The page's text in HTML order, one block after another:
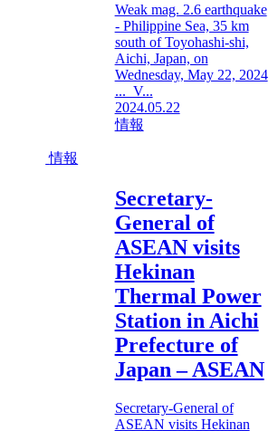
Weak mag. 2.6 earthquake
- Philippine Sea, 35 km
south of Toyohashi-shi,
Aichi, Japan, on
Wednesday, May 22, 2024
... V...
2024.05.22
情報
情報
Secretary-
General of
ASEAN visits
Hekinan
Thermal Power
Station in Aichi
Prefecture of
Japan – ASEAN
Secretary-General of
ASEAN visits Hekinan